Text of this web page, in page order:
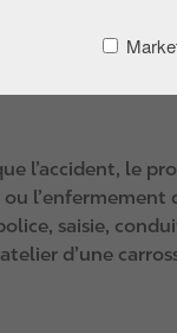
mixte, moto,
Club ;
l’accident, le
l’enfermement
saisie,
d’une